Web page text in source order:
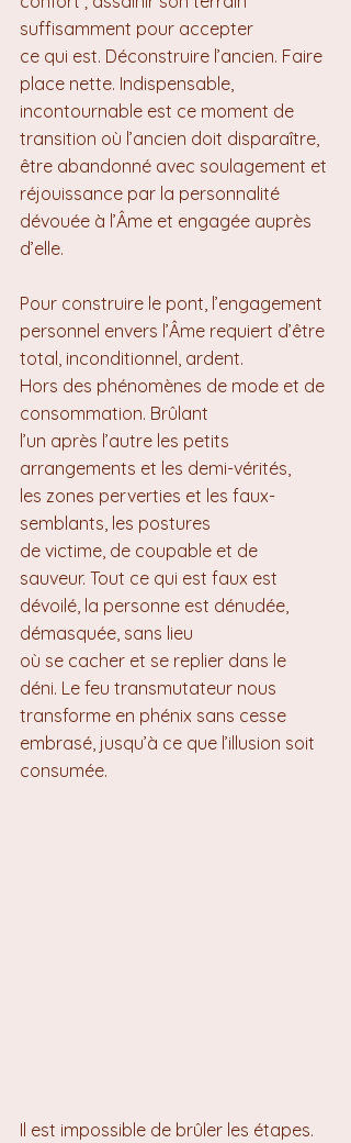
suffisamment pour accepter
ce qui est. Déconstruire l’ancien. Faire
place nette. Indispensable,
incontournable est ce moment de
transition où l’ancien doit disparaître,
être abandonné avec soulagement et
réjouissance par la personnalité
dévouée à l’Âme et engagée auprès
d’elle.
Pour construire le pont, l’engagement
personnel envers l’Âme requiert d’être
total, inconditionnel, ardent.
Hors des phénomènes de mode et de
consommation. Brûlant
l’un après l’autre les petits
arrangements et les demi-vérités,
les zones perverties et les faux-
semblants, les postures
de victime, de coupable et de
sauveur. Tout ce qui est faux est
dévoilé, la personne est dénudée,
démasquée, sans lieu
où se cacher et se replier dans le
déni. Le feu transmutateur nous
transforme en phénix sans cesse
embrasé, jusqu’à ce que l’illusion soit
consumée.
Il est impossible de brûler les étapes.